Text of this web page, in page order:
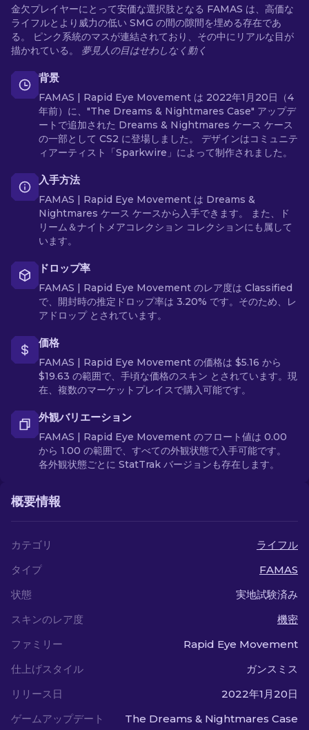
金欠プレイヤーにとって安価な選択肢となる FAMAS は、高価な
ライフルとより威力の低い SMG の間の隙間を埋める存在であ
る。 ピンク系統のマスが連結されており、その中にリアルな目が
描かれている。 夢見人の目はせわしなく動く
背景
FAMAS | Rapid Eye Movement は 2022年1月20日（4
年前）に、"The Dreams & Nightmares Case" アップデ
ートで追加された Dreams & Nightmares ケース ケース
の一部として CS2 に登場しました。 デザインはコミュニテ
ィアーティスト「Sparkwire」によって制作されました。
入手方法
FAMAS | Rapid Eye Movement は Dreams &
Nightmares ケース ケースから入手できます。 また、ド
リーム＆ナイトメアコレクション コレクションにも属して
います。
ドロップ率
FAMAS | Rapid Eye Movement のレア度は Classified
で、開封時の推定ドロップ率は 3.20% です。そのため、レ
アドロップ とされています。
価格
FAMAS | Rapid Eye Movement の価格は $5.16 から
$19.63 の範囲で、手頃な価格のスキン とされています。現
在、複数のマーケットプレイスで購入可能です。
外観バリエーション
FAMAS | Rapid Eye Movement のフロート値は 0.00
から 1.00 の範囲で、すべての外観状態で入手可能です。
各外観状態ごとに StatTrak バージョンも存在します。
概要情報
カテゴリ
ライフル
タイプ
FAMAS
状態
実地試験済み
スキンのレア度
機密
ファミリー
Rapid Eye Movement
仕上げスタイル
ガンスミス
リリース日
2022年1月20日
ゲームアップデート
The Dreams & Nightmares Case